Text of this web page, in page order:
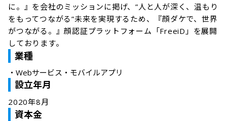
に。』を会社のミッションに掲げ、”人と人が深く、温もり
をもってつながる”未来を実現するため、『顔ダケで、世界
がつながる。』顔認証プラットフォーム「FreeiD」を展開
しております。
業種
・ Webサービス・モバイルアプリ
設立年月
2020年8月
資本金